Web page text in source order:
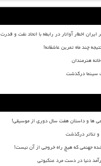
ایران اخطار آواتار در رابطه با اتحاد نفت و قدرت
چند ماه تمرین عاشقانه!
هنرمندان
سینما درگذشت
ها و داستان هفت سال دوری از موسیقی!
و تئاتر درگذشت
جهنمی که هیچ راه خروجی از آن نیست!
دنیا در دست مرد عنکبوتی